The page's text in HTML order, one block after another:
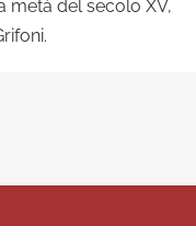
metà del secolo XV,